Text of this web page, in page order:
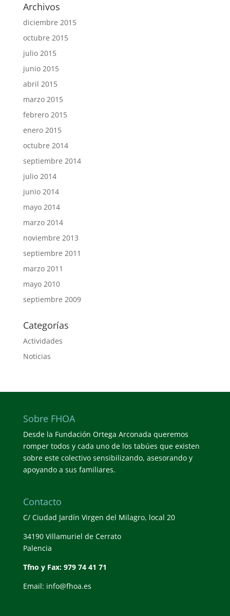
Archivos
diciembre 2015
octubre 2015
julio 2015
junio 2015
abril 2015
marzo 2015
febrero 2015
enero 2015
octubre 2014
septiembre 2014
julio 2014
junio 2014
mayo 2014
marzo 2014
noviembre 2013
septiembre 2011
marzo 2011
mayo 2010
septiembre 2009
Categorías
Actividades
Noticias
Sobre FHOA
Desde la Fundación Ortega Arconada queremos
romper todos y cada uno de los tabúes que existen
sobre este colectivo sensibilizando, asesorando y
apoyando a sus familiares.
Contacto
C/ Ciudad Jardín Virgen del Milagro, local 20
34190 Villamuriel de Cerrato
Palencia
Tfno y Fax: 979 74 41 71
Email: info@fhoa.es